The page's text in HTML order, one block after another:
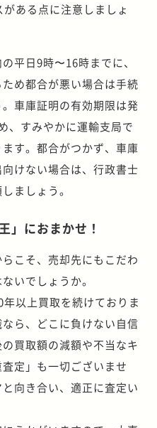
ある点に注意しましょ
平日9時〜16時までに、
め都合が悪い場合は手続
車庫証明の有効期限は発
、すみやかに運輸支局で
す。都合がつかず、車庫
けない場合は、行政書士
ましょう。
」におまかせ！
こそ、売却先にもこだわ
いでしょうか。
以上買取を続けておりま
ら、どこに負けない自信
買取額の減額や不当なキ
定」も一切ございませ
向き合い、適正に査定い